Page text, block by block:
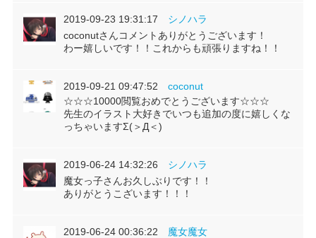
2019-09-23 19:31:17 シノハラ
coconutさんコメントありがとうございます！
わー嬉しいです！！これからも頑張りますね！！
2019-09-21 09:47:52coconut
☆☆☆10000閲覧おめでとうございます☆☆☆
先生のイラスト大好きでいつも追加の度に嬉しくな
っちゃいますΣ(＞Д＜)
2019-06-24 14:32:26 シノハラ
魔女っ子さんお久しぶりです！！
ありがとうこざいます！！！
2019-06-24 00:36:22 魔女魔女